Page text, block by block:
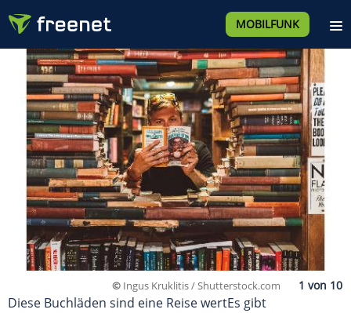
MOBILFUNK
© Ingus Kruklitis / Shutterstock.com
Diese Buchläden sind eine Reise wertEs gibt